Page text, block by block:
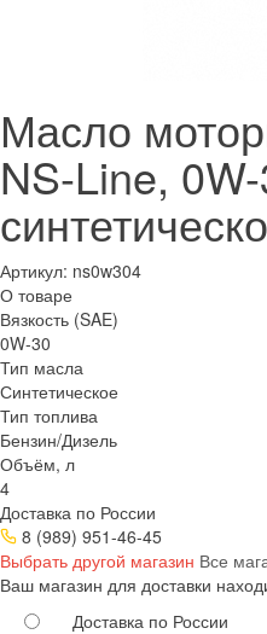
Масло
NS-Line,
Артикул: ns0w304
О товаре
Вязкость (SAE)
0W-30
Тип масла
Синтетическое
Тип топлива
Бензин/Дизель
Объём, л
4
Доставка по России
8 (989) 951-46-45
Выбрать другой магазин Все
Ваш магазин для доставки
Доставка по России